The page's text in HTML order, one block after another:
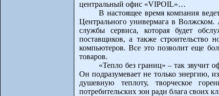
центральный офис «VIPOIL»…
В настоящее время компания
Центрального универмага в Волжском.
службы сервиса, которая будет
поставщиков, а также строительство
компьютеров. Все это позволит еще
товаров.
«Тепло без границ» – так звучит
Он подразумевает не только энергию,
душевную теплоту, творческое
потребительских зон ради блага своих